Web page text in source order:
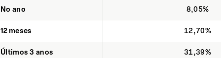
No ano 8,05%
12 meses 12,70%
Últimos 3 anos 31,39%